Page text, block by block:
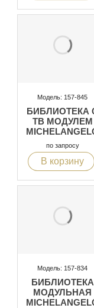
Модель: 157-845
БИБЛИОТЕКА
ТВ МОДУЛЕМ
по запросу
В корзину
Модель: 157-834
БИБЛИОТЕКА
МОДУЛЬНАЯ